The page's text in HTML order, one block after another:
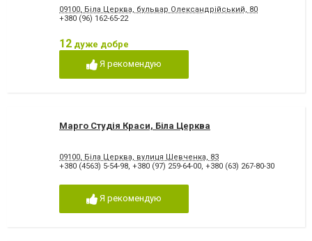
09100, Біла Церква, бульвар Олександрійський, 80
+380 (96) 162-65-22
12 дуже добре
Я рекомендую
Марго Студія Краси, Біла Церква
09100, Біла Церква, вулиця Шевченка, 83
+380 (4563) 5-54-98, +380 (97) 259-64-00, +380 (63) 267-80-30
Я рекомендую